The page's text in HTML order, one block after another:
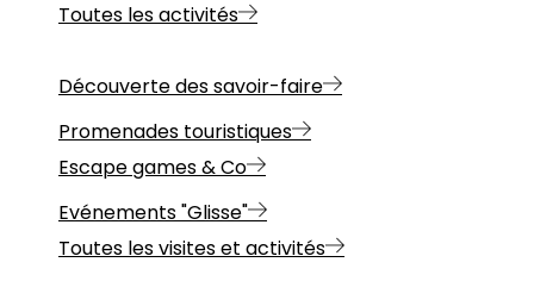
Toutes les activités
Découverte des savoir-faire
Promenades touristiques
Escape games & Co
Evénements "Glisse"
Toutes les visites et activités